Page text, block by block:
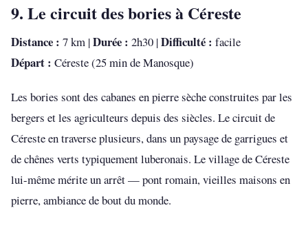
9. Le circuit des bories à Céreste
Distance : 7 km |Durée : 2h30 |Difficulté : facile
Départ : Céreste (25 min de Manosque)
Les bories sont des cabanes en pierre sèche construites par les
bergers et les agriculteurs depuis des siècles. Le circuit de
Céreste en traverse plusieurs, dans un paysage de garrigues et
de chênes verts typiquement luberonais. Le village de Céreste
lui-même mérite un arrêt — pont romain, vieilles maisons en
pierre, ambiance de bout du monde.